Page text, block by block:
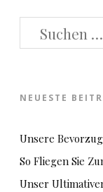
NEUESTE
Unsere
So Fliegen Sie
Unser